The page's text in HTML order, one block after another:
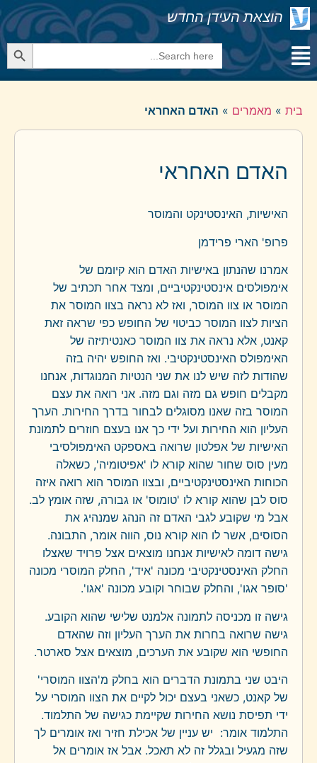
הוצאת העידן החדש
Search
for:
Search Button
בית » מאמרים » האדם האחראי
האדם האחראי
האישיות, האינסטינקט והמוסר
פרופ' הארי פרידמן
אמרנו שהנתון באישיות האדם הוא קיומם של
אימפולסים אינסטינקטיביים, ומצד אחר תכתיב של
המוסר או צוו המוסר, ואז לא נראה בצוו המוסר את
הציות לצוו המוסר כביטוי של החופש כפי שראה זאת
קאנט, אלא נראה את צוו המוסר כאנטיתיזה של
האימפולס האינסטינקטיבי. ואז החופש יהיה בזה
שהודות לזה שיש לנו את שני הנטיות המנוגדות, אנחנו
מקבלים חופש גם מזה וגם מזה. אני רואה את עצם
המוסר בזה שאנו מסוגלים לבחור בדרך החירות. הערך
העליון הוא החירות ועל ידי כך אנו בעצם חוזרים לתמונת
האישיות של אפלטון שרואה באספקט האימפולסיבי
מעין סוס שחור שהוא קורא לו 'אפיטומיה', כשאלה
הכוחות האינסטינקטיביים, ובצוו המוסר הוא רואה איזה
סוס לבן שהוא קורא לו 'טומוס' או גבורה, שזה אומץ לב.
אבל מי שקובע לגבי האדם זה הנהג שמנהיג את
הסוסים, אשר לו הוא קורא נוס, הווה אומר, התבונה.
גישה דומה לאישיות אנחנו מוצאים אצל פרויד שאצלו
החלק האינסטינקטיבי מכונה 'איד', החלק המוסרי מכונה
'סופר אגו', והחלק שבוחר וקובע מכונה 'אגו'.
גישה זו מכניסה לתמונה אלמנט שלישי שהוא הקובע.
גישה שרואה בחרות את הערך העליון וזה שהאדם
החופשי הוא שקובע את הערכים, מוצאים אצל סארטר.
היבט שני בתמונת הדברים הוא בחלק מ'הצוו המוסרי'
של קאנט, כשאני בעצם יכול לקיים את הצוו המוסרי על
ידי תפיסת נושא החירות שקיימת כגישה של התלמוד.
התלמוד אומר: יש עניין של אכילת חזיר ואז אומרים לך
שזה מגעיל ובגלל זה לא תאכל. אבל אז אומרים אל